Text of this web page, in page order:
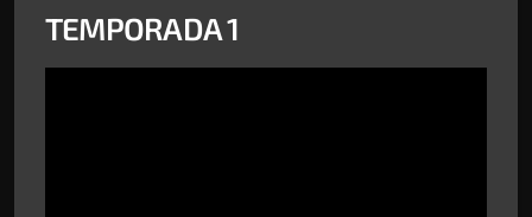
TEMPORADA 1